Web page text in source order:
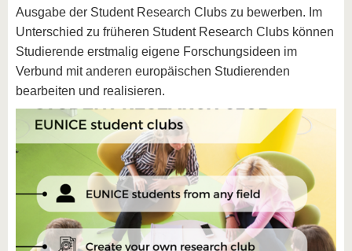
Ausgabe der Student Research Clubs zu bewerben. Im
Unterschied zu früheren Student Research Clubs können
Studierende erstmalig eigene Forschungsideen im
Verbund mit anderen europäischen Studierenden
bearbeiten und realisieren.